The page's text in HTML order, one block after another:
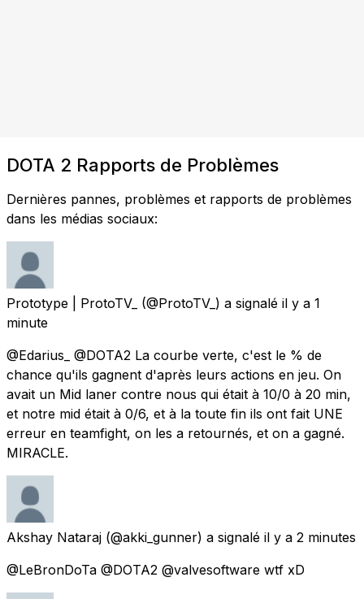
DOTA 2 Rapports de Problèmes
Dernières pannes, problèmes et rapports de problèmes
dans les médias sociaux:
Prototype | ProtoTV_ (@ProtoTV_) a signalé il y a 1
minute
@Edarius_ @DOTA2 La courbe verte, c'est le % de
chance qu'ils gagnent d'après leurs actions en jeu. On
avait un Mid laner contre nous qui était à 10/0 à 20 min,
et notre mid était à 0/6, et à la toute fin ils ont fait UNE
erreur en teamfight, on les a retournés, et on a gagné.
MIRACLE.
Akshay Nataraj (@akki_gunner) a signalé il y a 2 minutes
@LeBronDoTa @DOTA2 @valvesoftware wtf xD